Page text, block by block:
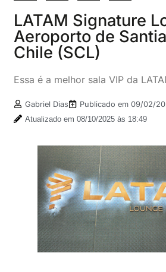
LATAM Signature
Aeroporto de
Chile (SCL)
Essa é a melhor sala VIP da
Gabriel Dias Publicado em09/02/
Atualizado em 08/10/2025 às 18:49